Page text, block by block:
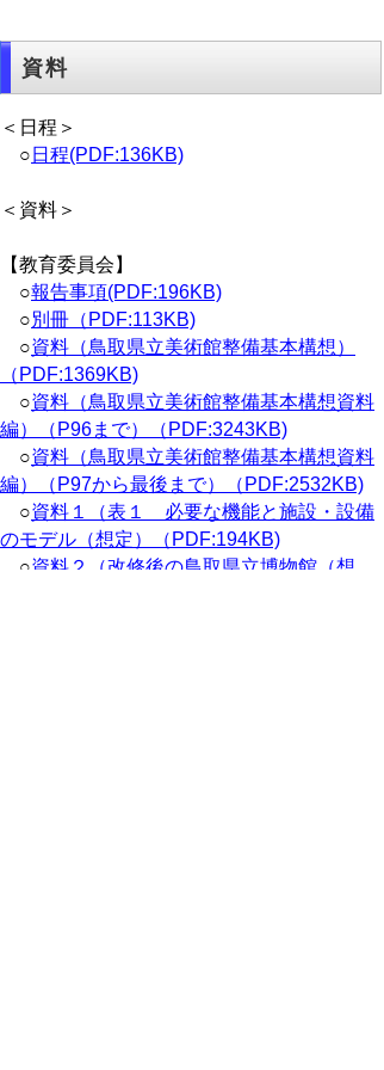
資料
＜日程＞
○ 日程(PDF:136KB)
＜資料＞
【教育委員会】
○報告事項(PDF:196KB)
○別冊（PDF:113KB)
○資料（鳥取県立美術館整備基本構想）
（PDF:1369KB)
○資料（鳥取県立美術館整備基本構想資料
編）（P96まで）（PDF:3243KB)
○資料（鳥取県立美術館整備基本構想資料
編）（P97から最後まで）（PDF:2532KB)
○資料１（表１ 必要な機能と施設・設備
のモデル（想定）（PDF:194KB)
○資料２（改修後の鳥取県立博物館（想